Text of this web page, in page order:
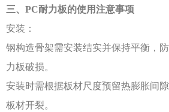
三、 PC耐力板的使用注意事项
安装：
钢构造骨架需安装结实并保持平衡，
力板破损。
安装时需根据板材尺度预留热膨胀间
板材开裂。